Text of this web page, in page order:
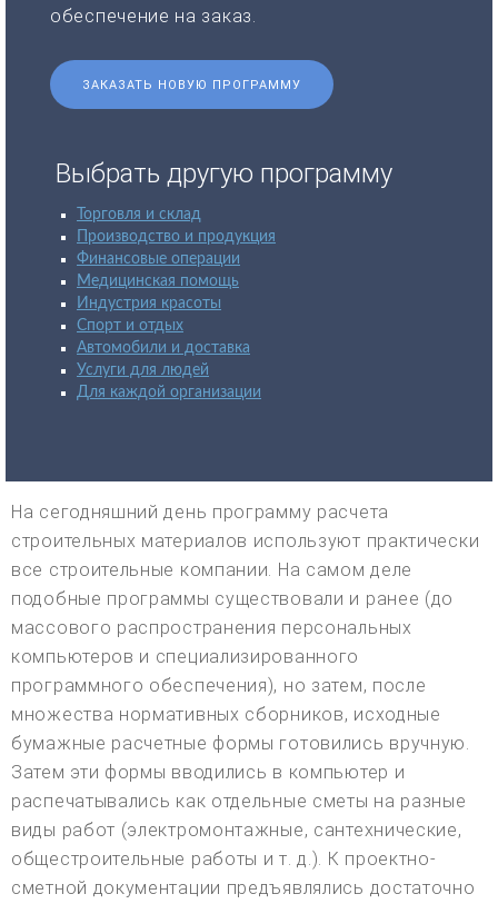
обеспечение на заказ.
ЗАКАЗАТЬ НОВУЮ ПРОГРАММУ
Выбрать другую программу
Торговля и склад
Производство и продукция
Финансовые операции
Медицинская помощь
Индустрия красоты
Спорт и отдых
Автомобили и доставка
Услуги для людей
Для каждой организации
На сегодняшний день программу расчета
строительных материалов используют практически
все строительные компании. На самом деле
подобные программы существовали и ранее (до
массового распространения персональных
компьютеров и специализированного
программного обеспечения), но затем, после
множества нормативных сборников, исходные
бумажные расчетные формы готовились вручную.
Затем эти формы вводились в компьютер и
распечатывались как отдельные сметы на разные
виды работ (электромонтажные, сантехнические,
общестроительные работы и т. д.). К проектно-
сметной документации предъявлялись достаточно